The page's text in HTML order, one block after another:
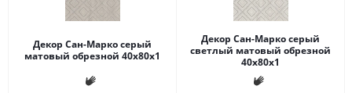
Декор Сан-Марко серый
матовый обрезной 40x80x1
Декор Сан-Марко серый
светлый матовый обрезной
40x80x1